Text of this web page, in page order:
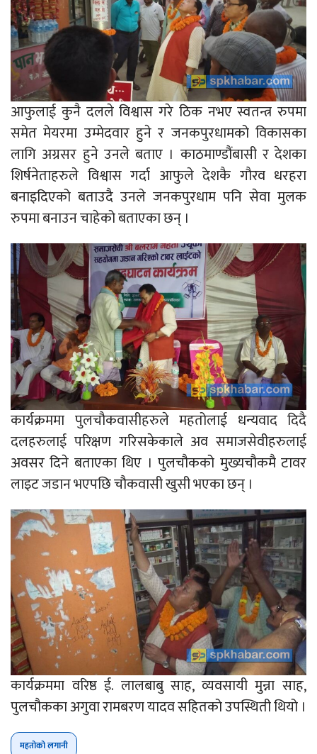
आफुलाई कुनै दलले विश्वास गरे ठिक नभए स्वतन्त्र रुपमा
समेत मेयरमा उम्मेदवार हुने र जनकपुरधामको विकासका
लागि अग्रसर हुने उनले बताए । काठमाण्डौंबासी र देशका
शिर्षनेताहरुले विश्वास गर्दा आफुले देशकै गौरव धरहरा
बनाइदिएको बताउदै उनले जनकपुरधाम पनि सेवा मुलक
रुपमा बनाउन चाहेको बताएका छन् ।
कार्यक्रममा पुलचौकवासीहरुले महतोलाई धन्यवाद दिदै
दलहरुलाई परिक्षण गरिसकेकाले अव समाजसेवीहरुलाई
अवसर दिने बताएका थिए । पुलचौकको मुख्यचौकमै टावर
लाइट जडान भएपछि चौकवासी खुसी भएका छन् ।
कार्यक्रममा वरिष्ठ ई. लालबाबु साह, व्यवसायी मुन्ना साह,
पुलचौकका अगुवा रामबरण यादव सहितको उपस्थिती थियो ।
महतोको लगानी